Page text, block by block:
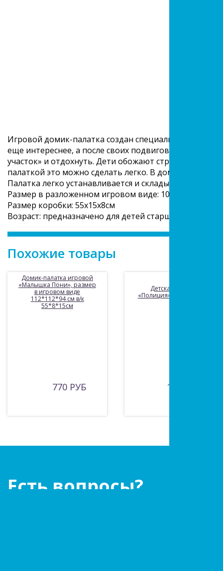
Игровой домик-палатка создан специально для
еще интереснее, а после своих подвигов ребенок
участок» и отдохнуть. Дети обожают строить
палаткой это можно сделать легко. В домике так
Палатка легко устанавливается и складывается как
Размер в разложенном игровом виде: 102х95х72см
Размер коробки: 55х15х8см
Возраст: предназначено для детей старше 3 лет.
Похожие товары
Домик-палатка игровой
«Малышка Пони», размер
в игровом виде
112*112*94 см в/к
55*8*15см
770 РУБ
Детская палатка
«Полиция» 110*71*71см
1150 РУБ
Есть вопросы?